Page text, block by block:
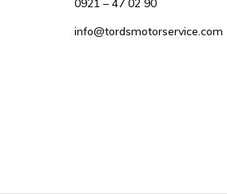
0921 – 47 02 90
info@tordsmotorservice.com